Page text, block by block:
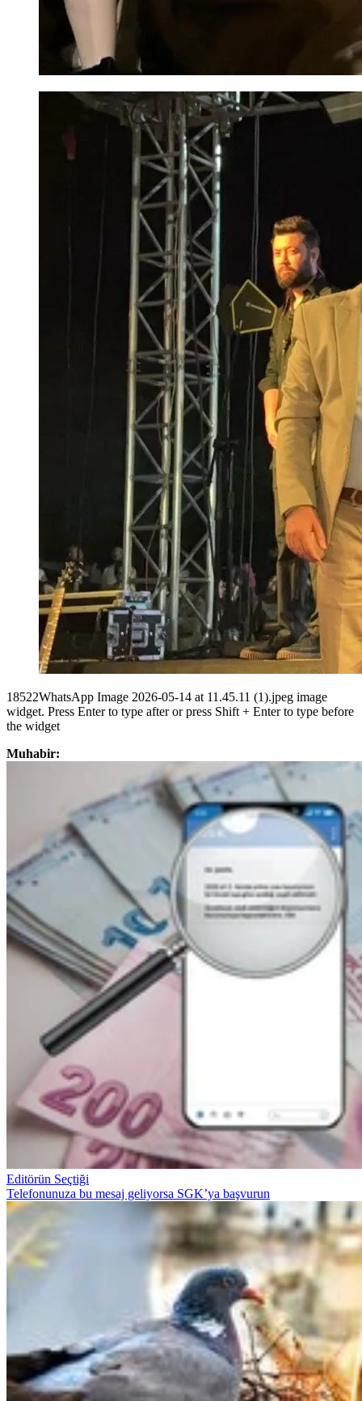
18522WhatsApp Image 2026-05-14 at 11.45.11 (1).jpeg image
widget. Press Enter to type after or press Shift + Enter to type before
the widget
Muhabir:
Editörün Seçtiği
Telefonunuza bu mesaj geliyorsa SGK’ya başvurun